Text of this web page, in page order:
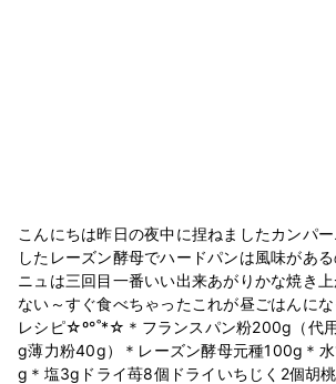
こんにちは昨日の夜中に捏ねましたカンパ
したレーズン酵母でハードパンは風味があ
ニュは三回目一番いい出来あがりかな焼き
ない～すぐ食べちゃったこれが昼ごはんに
レシピ☆º°˚*☆＊フランスパン粉200g（代
g薄力粉40g）＊レーズン酵母元種100g＊
g＊塩3gドライ苺8個ドライいちじく2個胡